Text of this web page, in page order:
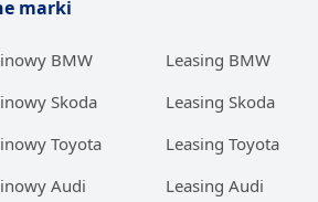
marki
BMW
Skoda
Toyota
Audi
Leasing BMW
Leasing Skoda
Leasing Toyota
Leasing Audi